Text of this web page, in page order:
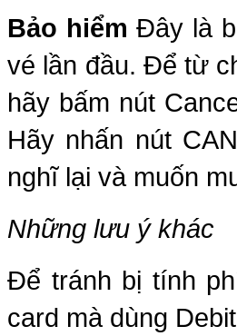
Bảo hiểm Đây là
vé lần đầu. Để từ
hãy bấm nút
Hãy nhấn nút
nghĩ lại và muốn
Những lưu ý khác
Để tránh bị tính
card mà dùng